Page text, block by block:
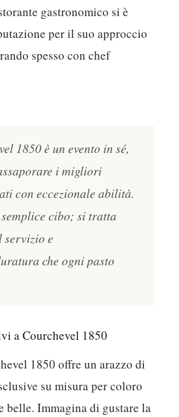
gastronomico si è
per il suo approccio
spesso con chef
1850 è un evento in sé,
i migliori
con eccezionale abilità.
cibo; si tratta
servizio e
che ogni pasto
a Courchevel 1850
1850 offre un arazzo di
su misura per coloro
belle. Immagina di gustare la